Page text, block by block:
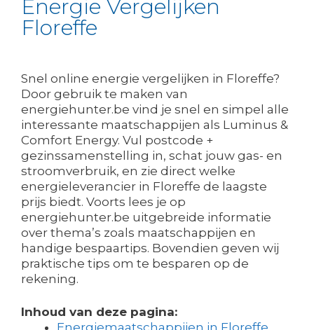
Energie Vergelijken
Floreffe
Snel online energie vergelijken in Floreffe?
Door gebruik te maken van
energiehunter.be vind je snel en simpel alle
interessante maatschappijen als Luminus &
Comfort Energy. Vul postcode +
gezinssamenstelling in, schat jouw gas- en
stroomverbruik, en zie direct welke
energieleverancier in Floreffe de laagste
prijs biedt. Voorts lees je op
energiehunter.be uitgebreide informatie
over thema’s zoals maatschappijen en
handige bespaartips. Bovendien geven wij
praktische tips om te besparen op de
rekening.
Inhoud van deze pagina:
Energiemaatschappijen in Floreffe